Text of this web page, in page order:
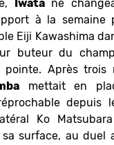
Iwatane
à la semaine
Eiji Kawashima
buteur du
pointe. Après trois
mettait en
depuis
Ko
surface, au duel